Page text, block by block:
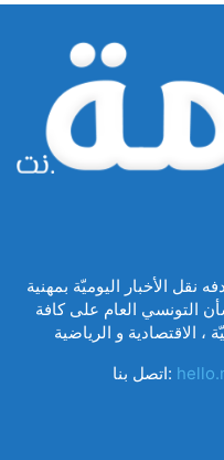
الأخبار اليوميّة بمهنية
التونسي العام على كافة
اتصل بنا: